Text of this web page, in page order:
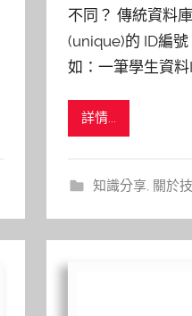
不同？ 傳統資料
(unique)的 ID編
如：一筆學生資
詳情...
知識分享, 關於